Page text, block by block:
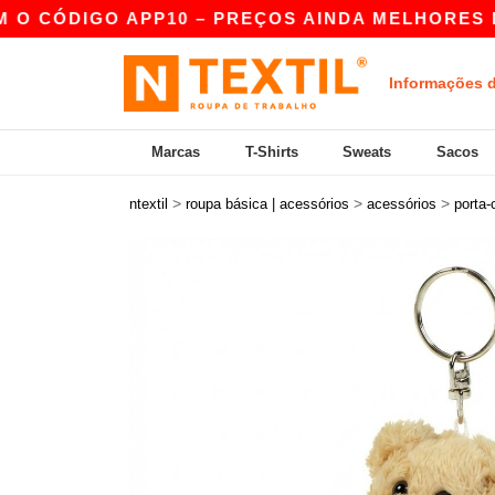
APP10 – PREÇOS AINDA MELHORES NA
Informações
Marcas T-Shirts Sweats Sacos
ntextil > roupa básica | acessórios > acessórios > porta-